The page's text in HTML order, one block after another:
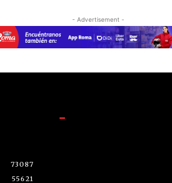
- Advertisement -
73087
55621
-